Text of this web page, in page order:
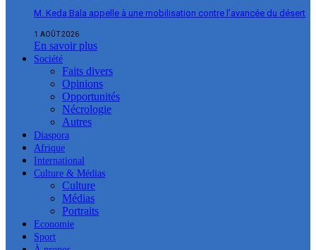
M. Keda Bala appelle à une mobilisation contre l’avancée du désert
1 AOÛT 2026
En savoir plus
Société
Faits divers
Opinions
Opportunités
Nécrologie
Autres
Diaspora
Afrique
International
Culture & Médias
Culture
Médias
Portraits
Economie
Sport